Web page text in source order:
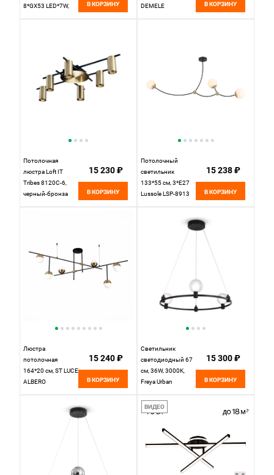
8*GX53 LED*7W,
В КОРЗИНУ
DEMELE
В КОРЗИНУ
Потолочная
люстра Loft IT
Tribes 8120C-6,
черный-бронза
15 230 ₽
В КОРЗИНУ
Потолочный
светильник
133*55 см, 3*E27
Lussole LSP-8913
15 238 ₽
В КОРЗИНУ
Люстра
потолочная
164*20 см, ST LUCE
ALBERO
15 240 ₽
В КОРЗИНУ
Светильник
светодиодный 67
см, 36W, 3000K,
Freya Urban
черный
15 300 ₽
В КОРЗИНУ
ВИДЕО